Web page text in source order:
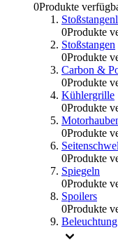
0Produkte
0Produkte
Stoßstangen
0Produkte
Carbon &
0Produkte
Kühlergrille
0Produkte
0Produkte
0Produkte
Spiegeln
0Produkte
Spoilers
0Produkte
Beleuchtung